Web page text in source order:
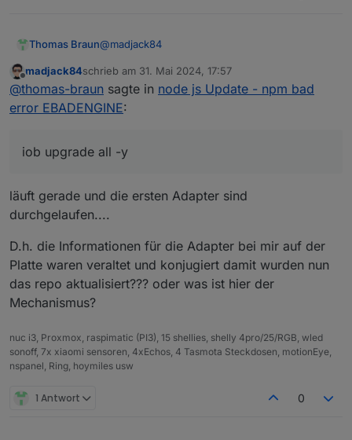
upload [0] mqtt-client.admin /opt/
Thomas Braun@madjack84
iob update
Offline
madjack84schrieb am 31. Mai 2024, 17:57
zuletzt editiert von
@thomas-braun sagte in node js Update - npm bad
error EBADENGINE:
iob upgrade all -y
läuft gerade und die ersten Adapter sind
durchgelaufen....
D.h. die Informationen für die Adapter bei mir auf der
Platte waren veraltet und konjugiert damit wurden nun
das repo aktualisiert??? oder was ist hier der
Mechanismus?
nuc i3, Proxmox, raspimatic (PI3), 15 shellies, shelly 4pro/25/RGB, wled
sonoff, 7x xiaomi sensoren, 4xEchos, 4 Tasmota Steckdosen, motionEye,
nspanel, Ring, hoymiles usw
1 Antwort 0